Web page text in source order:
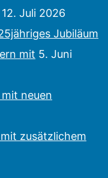
12. Juli 2026
Jubiläum
mit 5. Juni
neuen
zusätzlichem